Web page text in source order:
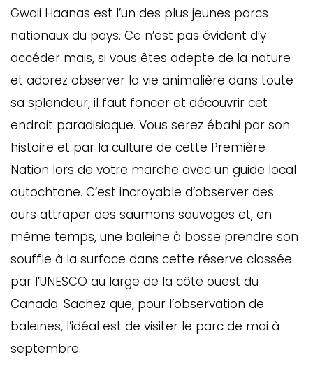
Gwaii Haanas est l’un des plus jeunes parcs
nationaux du pays. Ce n’est pas évident d’y
accéder mais, si vous êtes adepte de la nature
et adorez observer la vie animalière dans toute
sa splendeur, il faut foncer et découvrir cet
endroit paradisiaque. Vous serez ébahi par son
histoire et par la culture de cette Première
Nation lors de votre marche avec un guide local
autochtone. C’est incroyable d’observer des
ours attraper des saumons sauvages et, en
même temps, une baleine à bosse prendre son
souffle à la surface dans cette réserve classée
par l’UNESCO au large de la côte ouest du
Canada. Sachez que, pour l’observation de
baleines, l’idéal est de visiter le parc de mai à
septembre.